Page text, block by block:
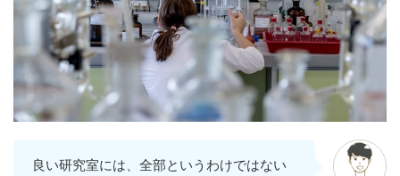
良い研究室には、全部というわけではない